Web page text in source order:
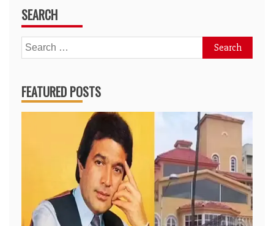
SEARCH
Search
for:
FEATURED POSTS